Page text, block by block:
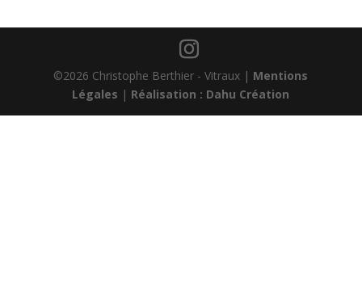
©2026 Christophe Berthier - Vitraux | Mentions
Légales | Réalisation : Dahu Création